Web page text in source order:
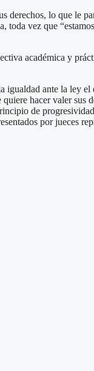
lo que le
vez que
académica y
igualdad ante la ley
hacer valer sus
de
por jueces